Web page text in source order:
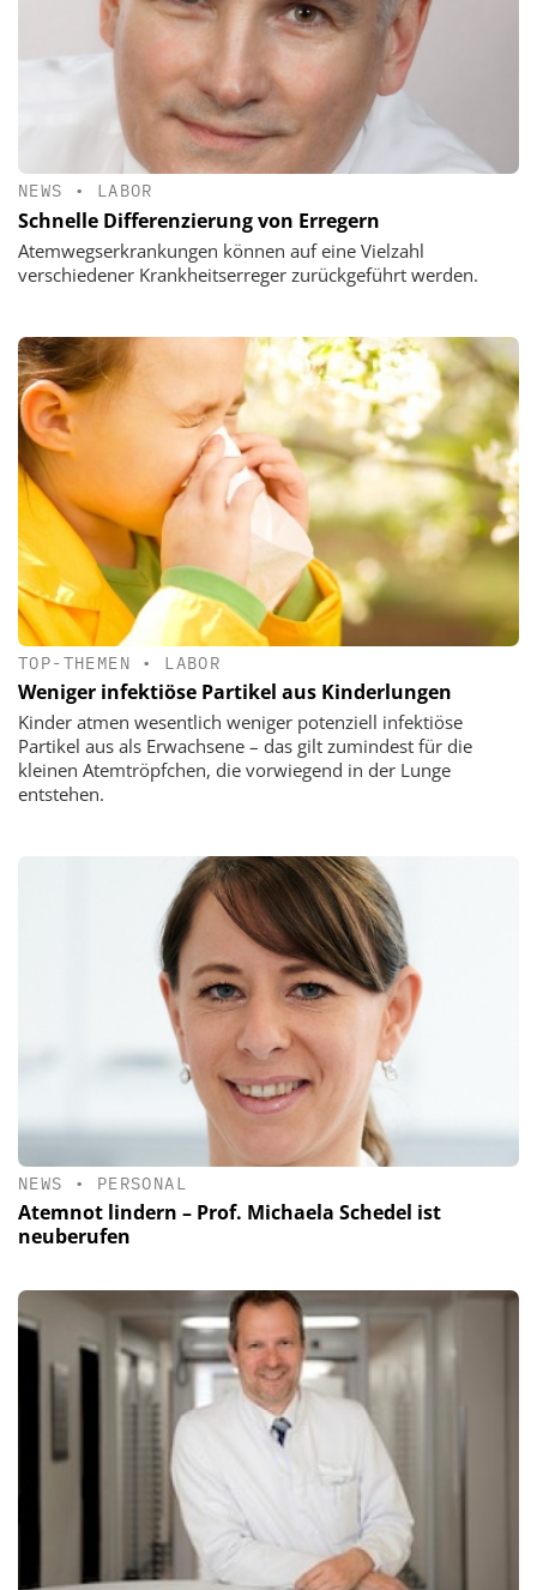
NEWS • LABOR
Schnelle Differenzierung von Erregern
Atemwegserkrankungen können auf eine Vielzahl
verschiedener Krankheitserreger zurückgeführt werden.
TOP-THEMEN • LABOR
Weniger infektiöse Partikel aus Kinderlungen
Kinder atmen wesentlich weniger potenziell infektiöse
Partikel aus als Erwachsene – das gilt zumindest für die
kleinen Atemtröpfchen, die vorwiegend in der Lunge
entstehen.
NEWS • PERSONAL
Atemnot lindern – Prof. Michaela Schedel ist
neuberufen